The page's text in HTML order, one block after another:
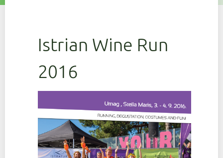
Istrian Wine Run
2016